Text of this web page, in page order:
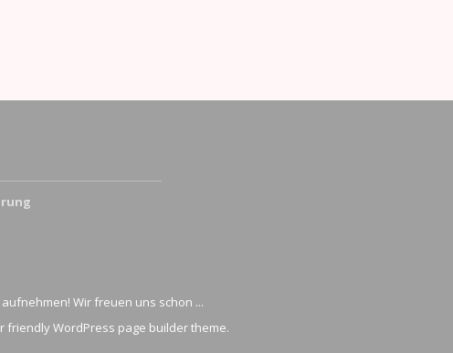
Wir freuen uns schon ...
friendly WordPress page builder theme.